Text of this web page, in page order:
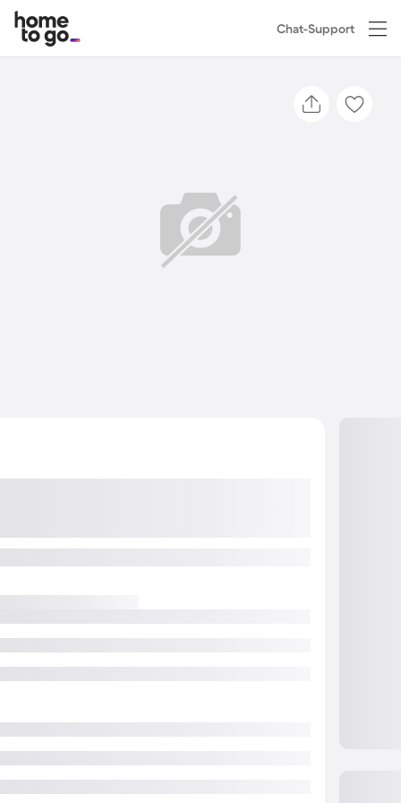
Chat-Support